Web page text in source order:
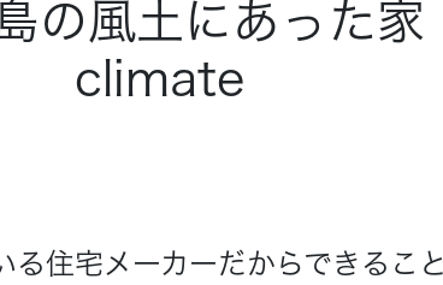
の風土にあった家
climate
る住宅メーカーだからできること